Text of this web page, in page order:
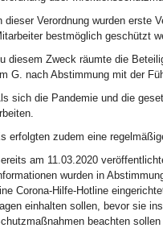
dieser Verordnung wurden erste
bestmöglich geschützt
diesem Zweck räumte die
G. nach Abstimmung mit der
sich die Pandemie und die
erfolgten zudem eine
am 11.03.2020
wurden in
Corona-Hilfe-Hotline
einhalten sollen, bevor sie
beachten